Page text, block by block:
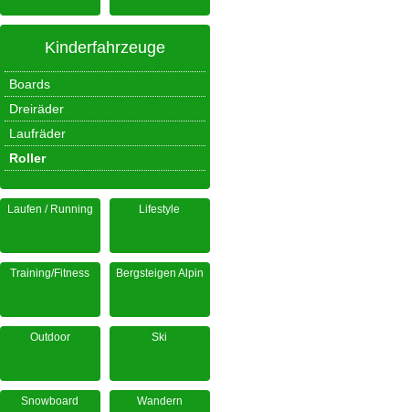
Kinderfahrzeuge
Boards
Dreiräder
Laufräder
Roller
Laufen / Running Lifestyle
Training/Fitness Bergsteigen Alpin
Outdoor Ski
Snowboard Wandern